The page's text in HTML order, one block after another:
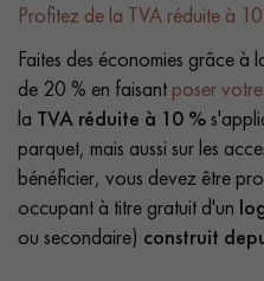
Profitez de la TVA réduite à
Faites des économies grâce à
de 20 % en faisant poser
la TVA réduite à 10 %
parquet, mais aussi sur les
bénéficier, vous devez être
occupant à titre gratuit d'un
ou secondaire) construit